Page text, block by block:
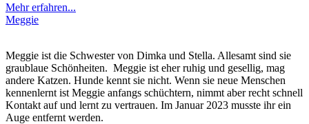
Mehr erfahren...
Meggie
Meggie ist die Schwester von Dimka und Stella. Allesamt sind sie
graublaue Schönheiten. Meggie ist eher ruhig und gesellig, mag
andere Katzen. Hunde kennt sie nicht. Wenn sie neue Menschen
kennenlernt ist Meggie anfangs schüchtern, nimmt aber recht schnell
Kontakt auf und lernt zu vertrauen. Im Januar 2023 musste ihr ein
Auge entfernt werden.